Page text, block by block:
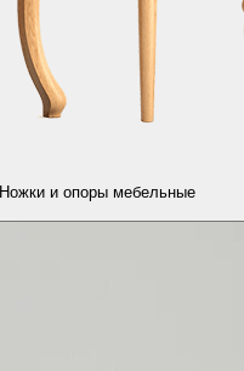
Ножки и опоры мебельные